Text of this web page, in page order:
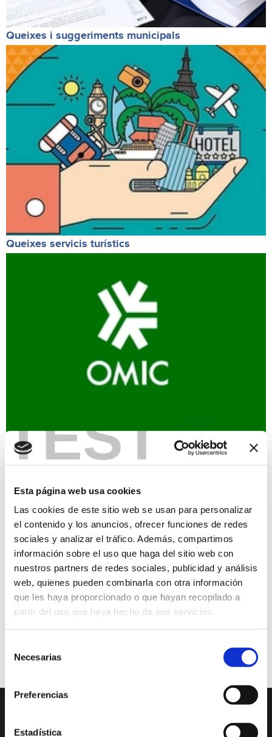
TEST
Esta página web usa cookies
Las cookies de este sitio web se usan para personalizar
el contenido y los anuncios, ofrecer funciones de redes
sociales y analizar el tráfico. Además, compartimos
información sobre el uso que haga del sitio web con
nuestros partners de redes sociales, publicidad y análisis
web, quienes pueden combinarla con otra información
que les haya proporcionado o que hayan recopilado a
partir del uso que haya hecho de sus servicios.
Necesarias
Preferencias
Estadística
Queixes i suggeriments municipals
Queixes servicis turístics
O.M.I.C.
Incidències APP